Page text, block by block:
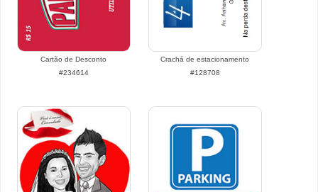
Cartão de Desconto
#234614
Crachá de estacionamento
#128708